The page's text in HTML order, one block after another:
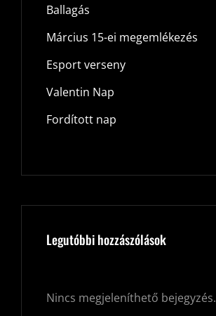
Ballagás
Március 15-ei megemlékezés
Esport verseny
Valentin Nap
Fordított nap
Legutóbbi hozzászólások
Nincs megjeleníthető bejegyzés.